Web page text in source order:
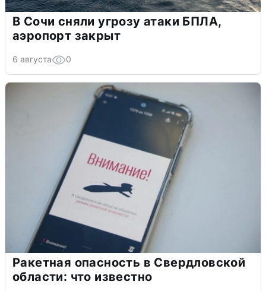
В Сочи сняли угрозу атаки БПЛА,
аэропорт закрыт
6 августа 0
Ракетная опасность в Свердловской
области: что известно